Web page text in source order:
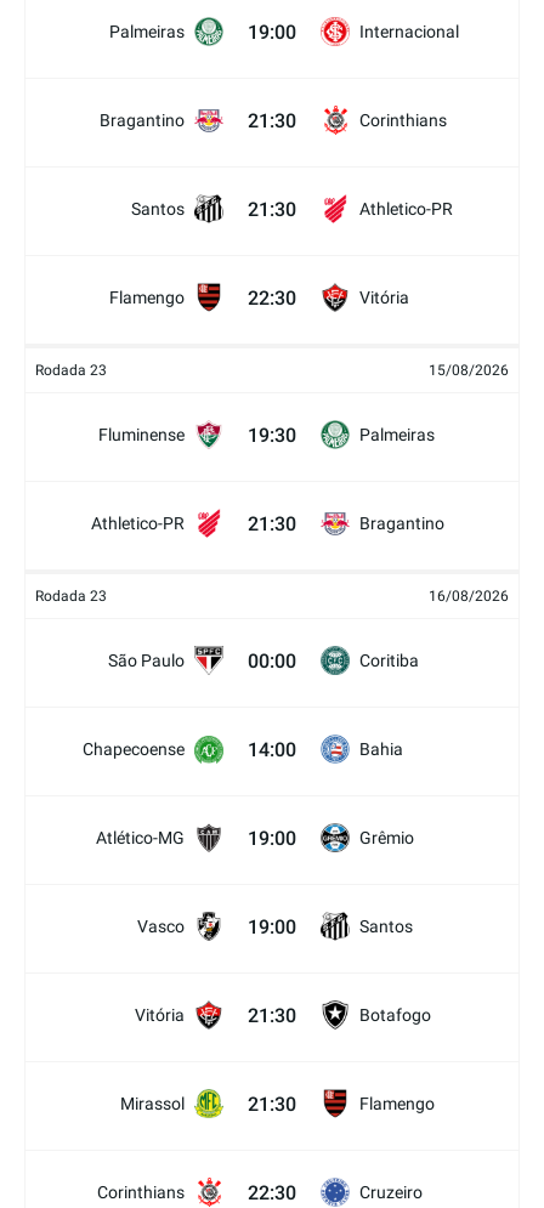
Palmeiras 19:00 Internacional
Bragantino 21:30 Corinthians
Santos 21:30 Athletico-PR
Flamengo 22:30 Vitória
Rodada 23 15/08/2026
Fluminense 19:30 Palmeiras
Athletico-PR 21:30 Bragantino
Rodada 23 16/08/2026
São Paulo 00:00 Coritiba
Chapecoense 14:00 Bahia
Atlético-MG 19:00 Grêmio
Vasco 19:00 Santos
Vitória 21:30 Botafogo
Mirassol 21:30 Flamengo
Corinthians 22:30 Cruzeiro